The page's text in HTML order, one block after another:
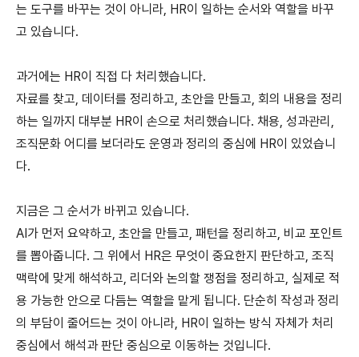
는 도구를 바꾸는 것이 아니라, HR이 일하는 순서와 역할을 바꾸
고 있습니다.
과거에는 HR이 직접 다 처리했습니다.
자료를 찾고, 데이터를 정리하고, 초안을 만들고, 회의 내용을 정리
하는 일까지 대부분 HR이 손으로 처리했습니다. 채용, 성과관리,
조직문화 어디를 보더라도 운영과 정리의 중심에 HR이 있었습니
다.
지금은 그 순서가 바뀌고 있습니다.
AI가 먼저 요약하고, 초안을 만들고, 패턴을 정리하고, 비교 포인트
를 뽑아줍니다. 그 위에서 HR은 무엇이 중요한지 판단하고, 조직
맥락에 맞게 해석하고, 리더와 논의할 쟁점을 정리하고, 실제로 적
용 가능한 안으로 다듬는 역할을 맡게 됩니다. 단순히 작성과 정리
의 부담이 줄어드는 것이 아니라, HR이 일하는 방식 자체가 처리
중심에서 해석과 판단 중심으로 이동하는 것입니다.